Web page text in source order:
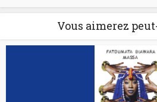
Vous aimerez